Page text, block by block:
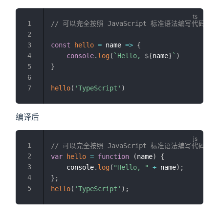
// 可以完全按照 JavaScript 标准语法编写代码
const hello = name => {
console. log( ` Hello, ${name} ` )
}
hello( 'TypeScript' )
编译后
// 可以完全按照 JavaScript 标准语法编写代码
var
hello = function (name)
{
    console
. log( "Hello, " + name) ;
} ;
hello( 'TypeScript' ) ;